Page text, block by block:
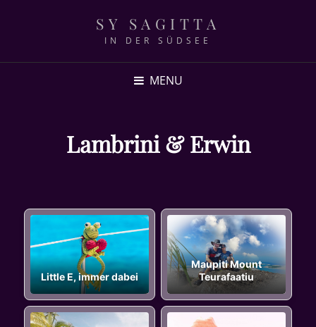
SY SAGITTA
IN DER SÜDSEE
MENU
Lambrini & Erwin
Little E, immer dabei
Maupiti Mount
Teurafaatiu